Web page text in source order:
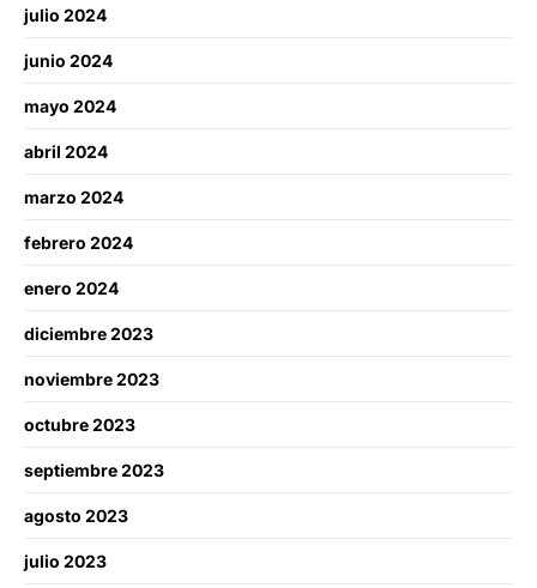
julio 2024
junio 2024
mayo 2024
abril 2024
marzo 2024
febrero 2024
enero 2024
diciembre 2023
noviembre 2023
octubre 2023
septiembre 2023
agosto 2023
julio 2023